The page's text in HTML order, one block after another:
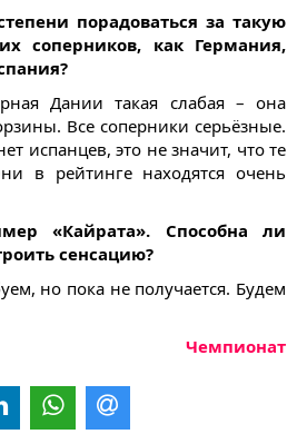
порадоваться за такую
соперников, как Германия,
Дании такая слабая – она
Все соперники серьёзные.
испанцев, это не значит, что те
в рейтинге находятся очень
«Кайрата». Способна ли
сенсацию?
но пока не получается. Будем
Чемпионат